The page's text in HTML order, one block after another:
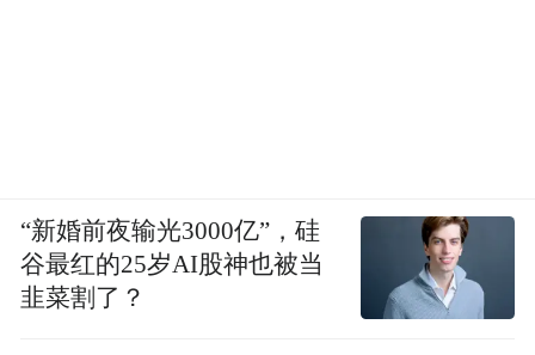
“新婚前夜输光3000亿”，硅
谷最红的25岁AI股神也被当
韭菜割了？